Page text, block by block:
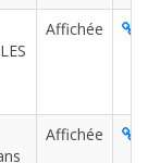
Affichée
Affichée